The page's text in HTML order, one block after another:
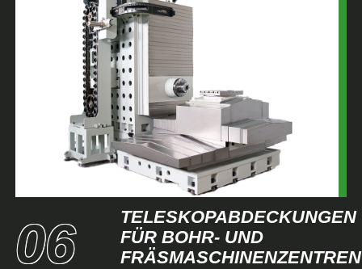
TELESKOPABDECKUNGEN
FÜR BOHR- UND
FRÄSMASCHINENZENTREN